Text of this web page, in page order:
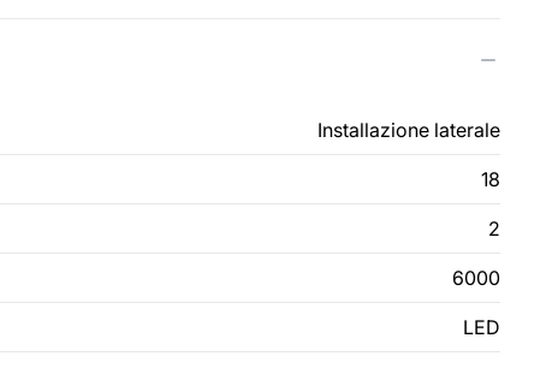
Installazione laterale
18
2
6000
LED